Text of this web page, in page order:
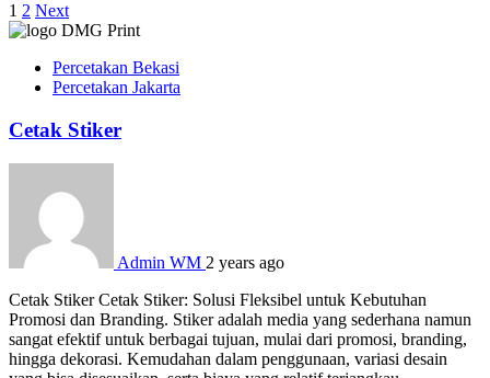
1 2 Next
Percetakan Bekasi
Percetakan Jakarta
Cetak Stiker
Admin WM 2 years ago
Cetak Stiker Cetak Stiker: Solusi Fleksibel untuk Kebutuhan
Promosi dan Branding. Stiker adalah media yang sederhana namun
sangat efektif untuk berbagai tujuan, mulai dari promosi, branding,
hingga dekorasi. Kemudahan dalam penggunaan, variasi desain